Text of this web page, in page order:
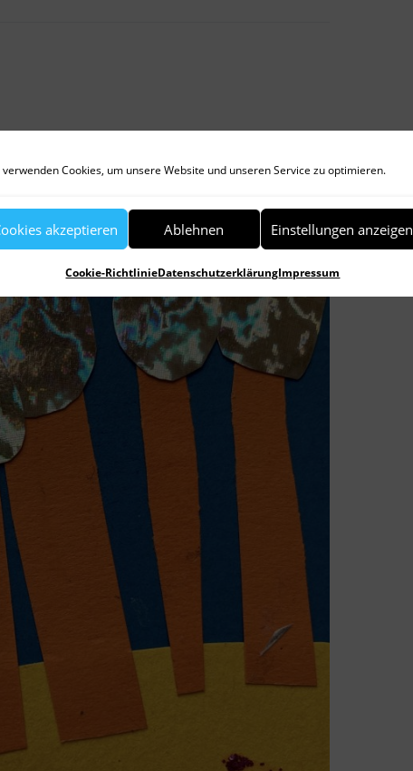
verwenden Cookies, um unsere Website und unseren Service zu optimieren.
akzeptieren Ablehnen Einstellungen anzeigen
Cookie-RichtlinieDatenschutzerklärungImpressum